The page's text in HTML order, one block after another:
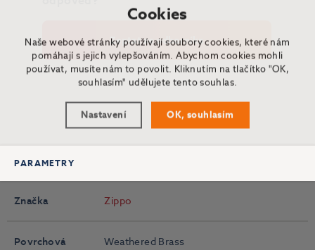
Zeptat se odborníka
PARAMETRY
Značka Zippo
Povrchová
Weathered Brass
Cookies
Naše webové stránky používají soubory cookies, které nám
pomáhají s jejich vylepšováním. Abychom cookies mohli
používat, musíte nám to povolit. Kliknutím na tlačítko "OK,
souhlasím" udělujete tento souhlas.
Nastavení OK, souhlasím